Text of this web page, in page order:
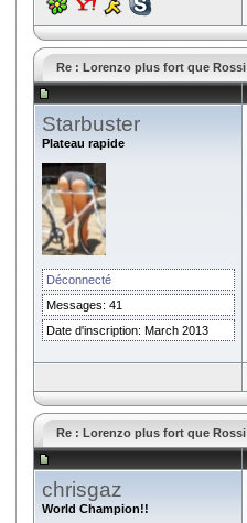
Re : Lorenzo plus fort que Rossi
Starbuster
Plateau rapide
Déconnecté
Messages: 41
Date d'inscription: March 2013
Re : Lorenzo plus fort que Rossi
chrisgaz
World Champion!!